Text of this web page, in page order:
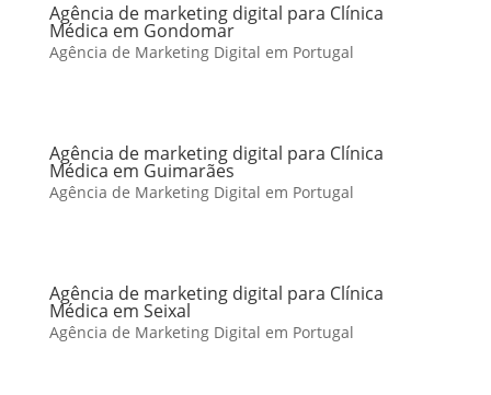
Agência de marketing digital para Clínica
Médica em Gondomar
Agência de Marketing Digital em Portugal
Agência de marketing digital para Clínica
Médica em Guimarães
Agência de Marketing Digital em Portugal
Agência de marketing digital para Clínica
Médica em Seixal
Agência de Marketing Digital em Portugal